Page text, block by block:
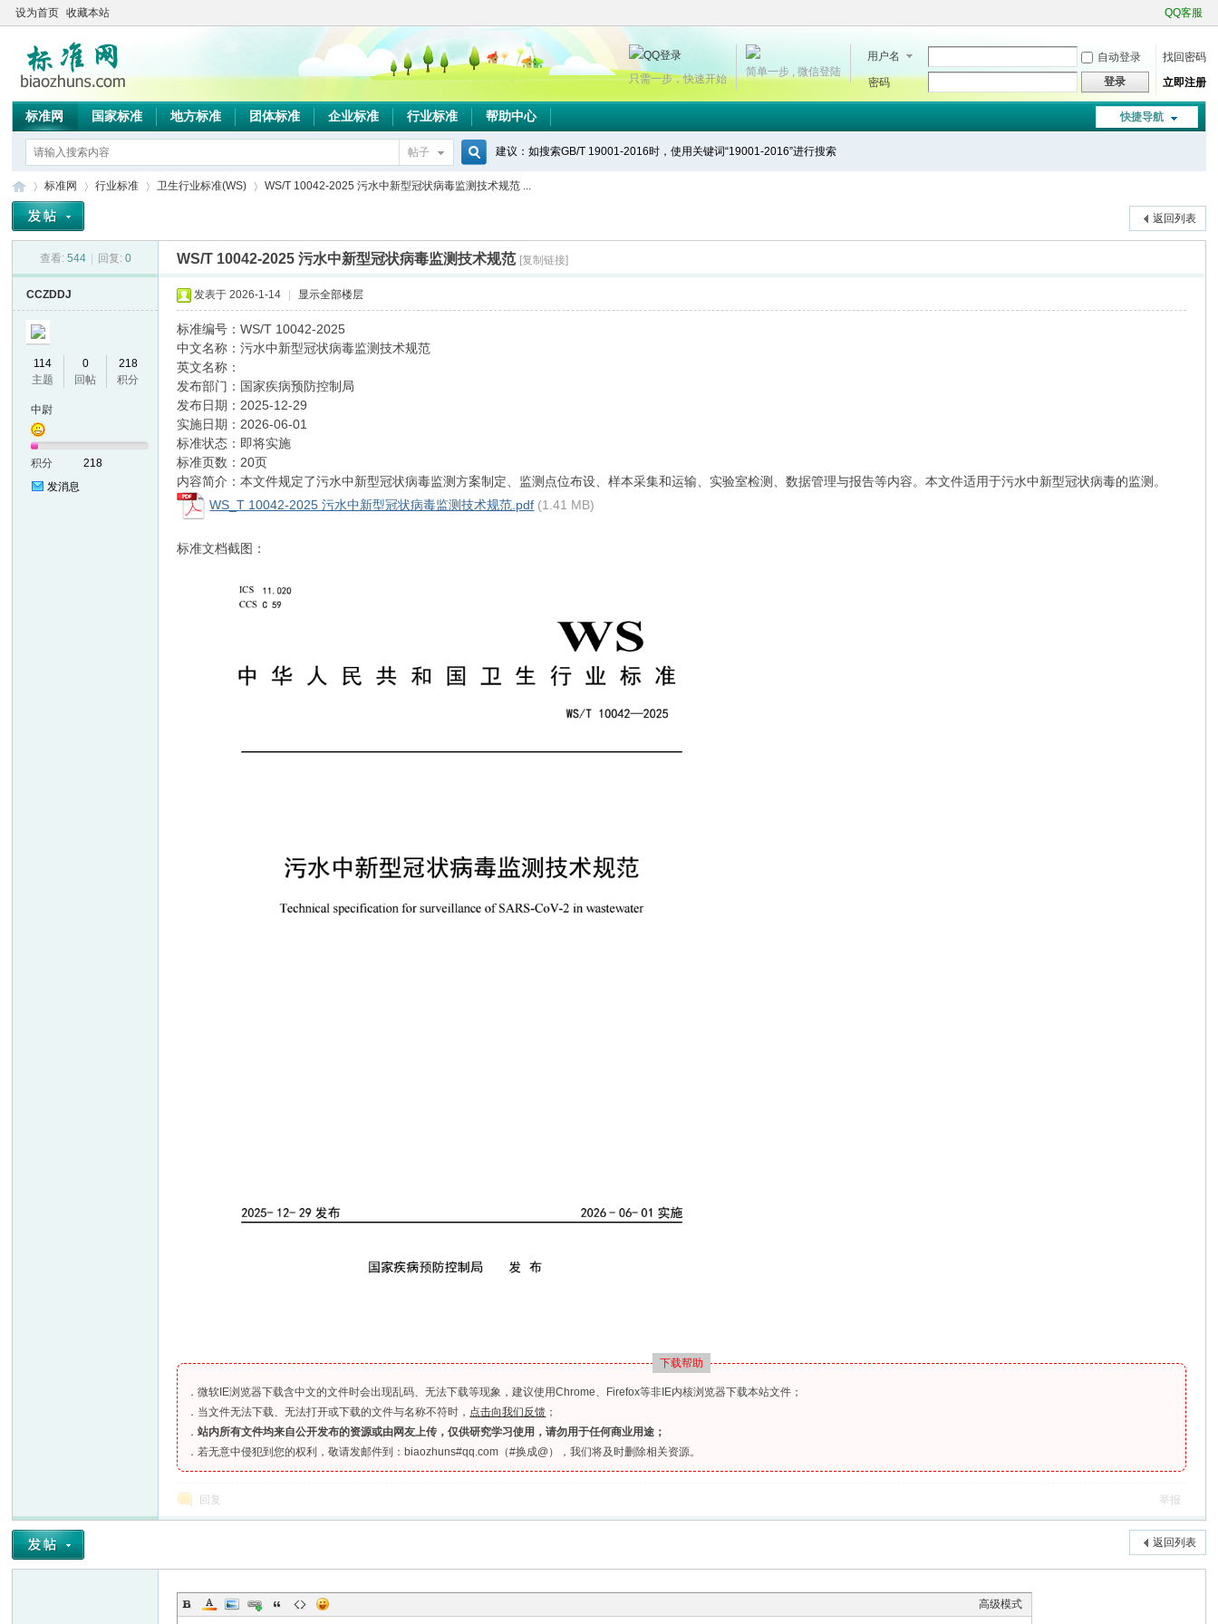
设为首页 收藏本站 QQ客服
用户名 自动登录
找回密码
密码
登录 立即注册
简单一步 , 微信登陆
只需一步，快速开始
快捷导航
标准网 国家标准 地方标准 团体标准 企业标准 行业标准 帮助中心
帖子
搜
索
建议：如搜索GB/T 19001-2016时，使用关键词“19001-2016”进行搜索
标准网
›
行业标准 卫生行业标准(WS)
›
WS/T 10042-2025 污水中新型冠状病毒监测技术规范 ...
返回列表
查看: 544 回复: 0 WS/T 10042-2025 污水中新型冠状病毒监测技术规范 [复制链接]
CCZDDJ
114
主题
0
回帖
218
积分
中尉
积分
218
发消息
发表于 2026-1-14 显示全部楼层
标准编号：WS/T 10042-2025
中文名称：污水中新型冠状病毒监测技术规范
英文名称：
发布部门：国家疾病预防控制局
发布日期：2025-12-29
实施日期：2026-06-01
标准状态：即将实施
标准页数：20页
内容简介：本文件规定了污水中新型冠状病毒监测方案制定、监测点位布设、样本采集和运输、实验室检测、数据管理与报告等内容。本文件适用于污水中新型冠状病毒的监测。
WS_T 10042-2025 污水中新型冠状病毒监测技术规范.pdf (1.41 MB)
标准文档截图：
下载帮助
．微软IE浏览器下载含中文的文件时会出现乱码、无法下载等现象，建议使用Chrome、Firefox等非IE内核浏览器下载本站文件；
．当文件无法下载、无法打开或下载的文件与名称不符时， 点击向我们反馈 ；
．站内所有文件均来自公开发布的资源或由网友上传，仅供研究学习使用，请勿用于任何商业用途；
．若无意中侵犯到您的权利，敬请发邮件到：biaozhuns#qq.com（#换成@），我们将及时删除相关资源。
回复 举报
返回列表
高级模式